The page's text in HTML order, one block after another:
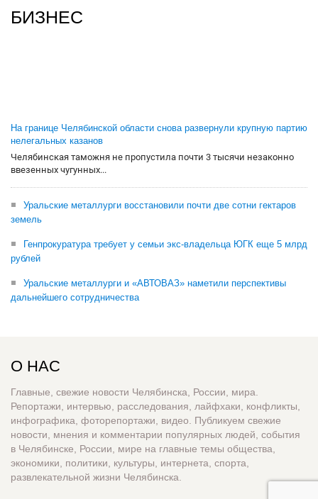
БИЗНЕС
На границе Челябинской области снова развернули крупную партию
нелегальных казанов
Челябинская таможня не пропустила почти 3 тысячи незаконно
ввезенных чугунных...
Уральские металлурги восстановили почти две сотни гектаров
земель
Генпрокуратура требует у семьи экс-владельца ЮГК еще 5 млрд
рублей
Уральские металлурги и «АВТОВАЗ» наметили перспективы
дальнейшего сотрудничества
О НАС
Главные, свежие новости Челябинска, России, мира.
Репортажи, интервью, расследования, лайфхаки, конфликты,
инфографика, фоторепортажи, видео. Публикуем свежие
новости, мнения и комментарии популярных людей, события
в Челябинске, России, мире на главные темы общества,
экономики, политики, культуры, интернета, спорта,
развлекательной жизни Челябинска.